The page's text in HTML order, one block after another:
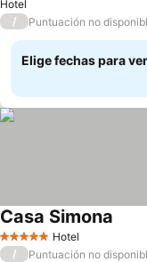
Hotel
/ Puntuación no
Elige fechas para
5 Estrellas Hotel
Casa Simona
/ Puntuación no